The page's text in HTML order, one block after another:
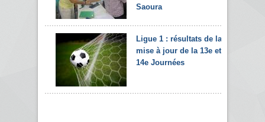
Saoura
Ligue 1 : résultats de la
mise à jour de la 13e et
14e Journées